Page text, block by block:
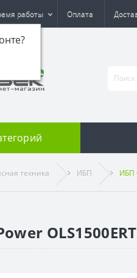
?
работы Оплата
техника ИБП ИБП